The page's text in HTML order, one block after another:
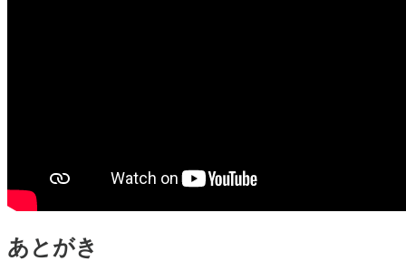
あとがき